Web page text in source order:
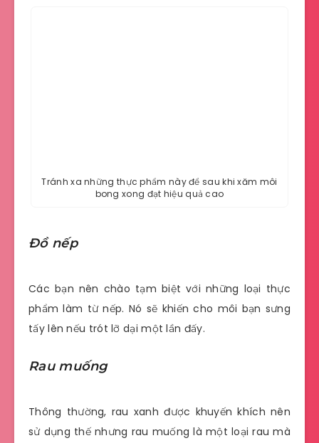
Tránh xa những thực phẩm này để sau khi xăm môi
bong xong đạt hiệu quả cao
Đồ nếp
Các bạn nên chào tạm biệt với những loại thực
phẩm làm từ nếp. Nó sẽ khiến cho môi bạn sưng
tấy lên nếu trót lỡ dại một lần đấy.
Rau muống
Thông thường, rau xanh được khuyến khích nên
sử dụng thế nhưng rau muống là một loại rau mà